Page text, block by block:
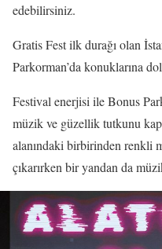
edebilirsiniz.
Gratis Fest ilk durağı olan
Parkorman’da konuklarına
Festival enerjisi ile Bonus
müzik ve güzellik tutkunu
alanındaki birbirinden renkli
çıkarırken bir yandan da